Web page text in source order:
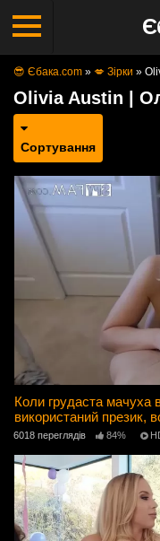
😎 Єбака.com » 💋 Зірки »
Olivia Austin |
Сортування
Коли грудаста мачуха
використаний презик,
6018 переглядів 84%